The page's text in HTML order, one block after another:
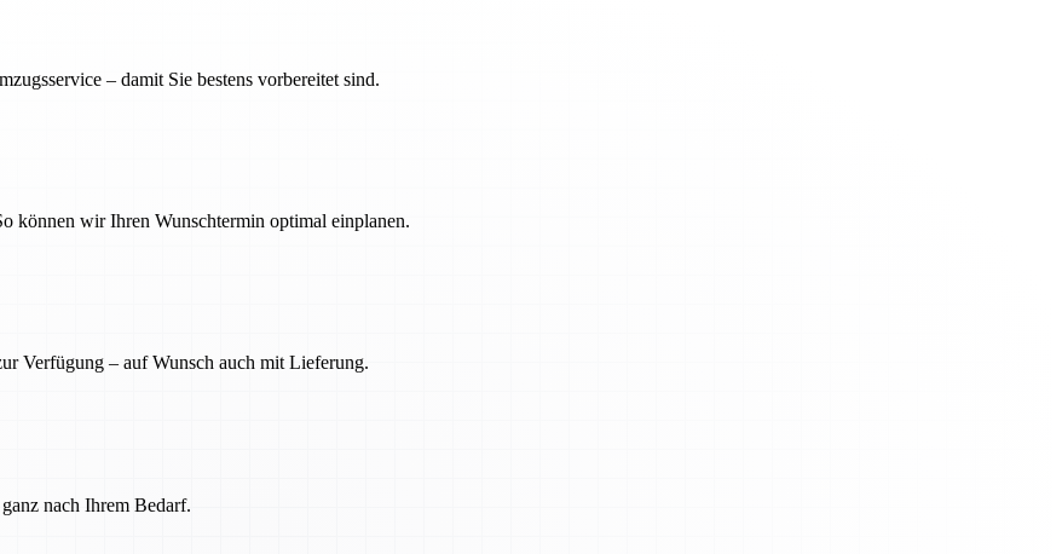
– damit Sie bestens vorbereitet sind.
können wir Ihren Wunschtermin optimal einplanen.
Verfügung – auf Wunsch auch mit Lieferung.
nach Ihrem Bedarf.